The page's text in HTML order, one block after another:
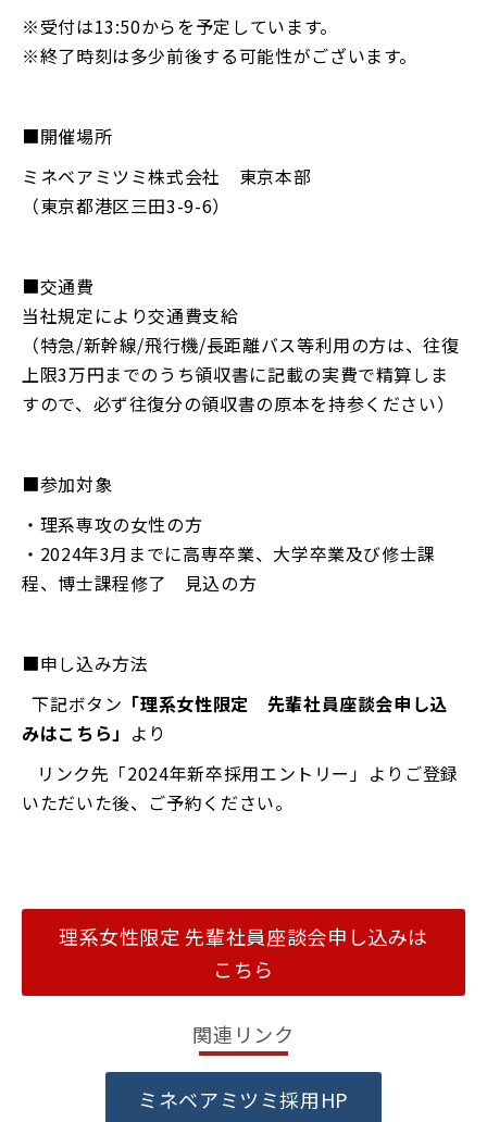
※受付は13:50からを予定しています。
※終了時刻は多少前後する可能性がございます。
■開催場所
ミネベアミツミ株式会社 東京本部
（東京都港区三田3-9-6）
■交通費
当社規定により交通費支給
（特急/新幹線/飛行機/長距離バス等利用の方は、往復
上限3万円までのうち領収書に記載の実費で精算しま
すので、必ず往復分の領収書の原本を持参ください）
■参加対象
・理系専攻の女性の方
・2024年3月までに高専卒業、大学卒業及び修士課
程、博士課程修了 見込の方
■申し込み方法
下記ボタン 「理系女性限定 先輩社員座談会申し込
みはこちら」 より
リンク先「2024年新卒採用エントリー」よりご登録
いただいた後、ご予約ください。
理系女性限定 先輩社員座談会申し込みは
こちら
関連リンク
ミネベアミツミ採用HP